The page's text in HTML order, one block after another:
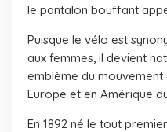
le pantalon bouffant
Puisque le vélo est
aux femmes, il devient
emblème du
Europe et en Amérique
En 1892 né le tout